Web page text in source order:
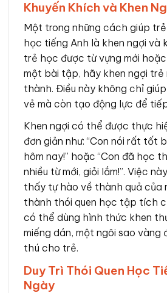
Khuyến Khích và Khen
Một trong những cách giúp
học tiếng Anh là khen ngợi và
trẻ học được từ vựng mới
một bài tập, hãy khen ngợi
thành. Điều này không chỉ
vẻ mà còn tạo động lực để
Khen ngợi có thể được thực
đơn giản như: “Con nói rất tốt
hôm nay!” hoặc “Con đã học
nhiều từ mới, giỏi lắm!”. Việc
thấy tự hào về thành quả của
thành thói quen học tập tích
có thể dùng hình thức khen
miếng dán, một ngôi sao vàng
thú cho trẻ.
Duy Trì Thói Quen Học
Ngày